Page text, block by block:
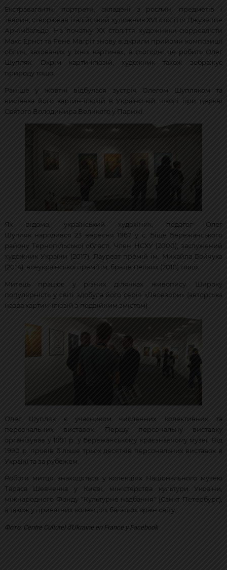
Екстравагантні портрети, складені з рослин, предметів і
тварин, створював італійський художник XVI століття Джузеппе
Арчімбальдо. На початку XX століття художники-сюрреалісти
Макс Ернст та Рене Магріт знову відкрили прийоми композиції
облич, захованих у їхніх картинах, а сьогодні це робить Олег
Шупляк. Окрім карти-ілюзій, художник також зображує
природу тощо.
Раніше у жовтні відбулася зустріч Олегом Шупляком та
виставка його картин-ілюзій в Українській школі при церкві
Святого Володимира Великого у Парижі.
Як відомо, український художник, педагог Олег
Шупляк народився 23 вересня 1967 у с. Біще Бережанського
району Тернопільської області. Член НСХУ (2000), заслужений
художник України (2017). Лауреат премій ім. Михайла Бойчука
(2014), всеукраїнської премії ім. братів Лепких (2018) тощо.
Митець працює у різних ділянках живопису. Широку
популярність у світі здобула його серія «Двовзори» (авторська
назва картин-ілюзій з подвійним змістом).
Олег Шупляк є учасником численних колективних та
персональних виставок. Першу персональну виставку
організував у 1991 р. у Бережанському краєзнавчому музеї. Від
1990 р. провів більше трьох десятків персональних виставок в
Українї та за рубежем.
Роботи митця знаходяться у колекціях Національного музею
Тараса Шевченка у Києві, міністерства культури України,
міжнародного Фонду "Культурне надбання" (Санкт Петербург),
а також у приватних колекціях багатьох країн світу.
Фото: Centre Culturel d'Ukraine en France у Facebook